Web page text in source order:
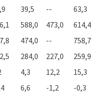
39,5 -- 63,3
588,0 473,0 614,4
474,0 -- 758,7
284,0 227,0 259,9
4,3 12,2 15,3
6,6 -1,2 -0,3